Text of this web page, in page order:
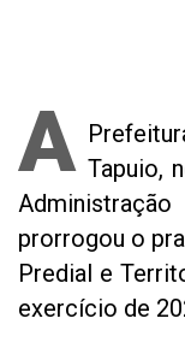
A Tapuio,
prorrogou o
Predial e
exercício de